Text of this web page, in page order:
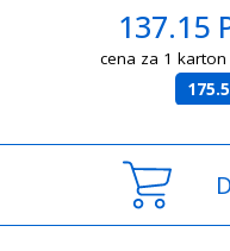
137.15
cena za 1